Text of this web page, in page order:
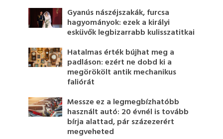
Gyanús nászéjszakák, furcsa
hagyományok: ezek a királyi
esküvők legbizarrabb kulisszatitkai
Hatalmas érték bújhat meg a
padláson: ezért ne dobd ki a
megörökölt antik mechanikus
faliórát
Messze ez a legmegbízhatóbb
használt autó: 20 évnél is tovább
bírja alattad, pár százezerért
megveheted